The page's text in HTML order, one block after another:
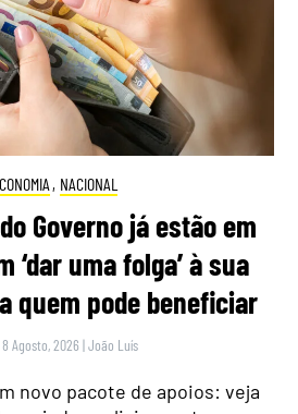
, NACIONAL
Governo já estão em
‘dar uma folga’ à sua
quem pode beneficiar
Agosto, 2026 |João Luís
novo pacote de apoios: veja